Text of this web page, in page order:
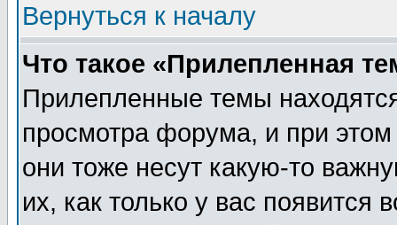
Вернуться к началу
Что такое «Прилепленная
Прилепленные темы
просмотра форума, и при
они тоже несут какую-то
их, как только у вас появится